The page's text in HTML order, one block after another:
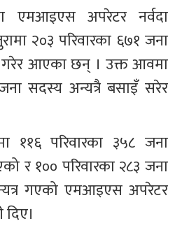
एमआइएस अपरेटर नर्वदा
२०३ परिवारका ६७१ जना
आएका छन् । उक्त आवमा
सदस्य अन्यत्रै बसाइँ सरेर
११६ परिवारका ३५८ जना
र १०० परिवारका २८३ जना
गएको एमआइएस अपरेटर